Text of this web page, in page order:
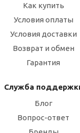
Как купить
Условия оплаты
Условия доставки
Возврат и обмен
Гарантия
Служба
Блог
Вопрос-ответ